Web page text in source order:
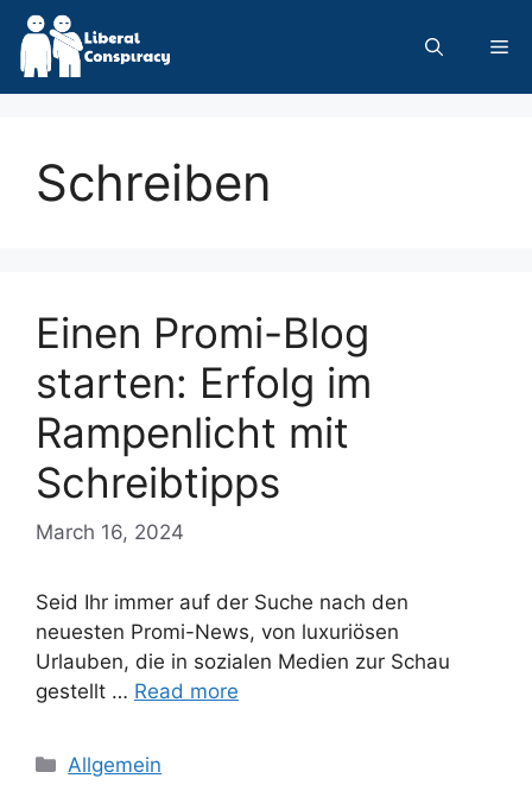
Skip
content
Schreiben
Einen Promi-Blog
starten: Erfolg im
Rampenlicht mit
Schreibtipps
March 16, 2024
Seid Ihr immer auf der Suche nach den
neuesten Promi-News, von luxuriösen
Urlauben, die in sozialen Medien zur Schau
gestellt … Read more
Categories
Allgemein